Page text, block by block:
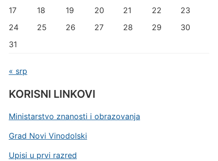
17
18 19 20 21 22
23
24
25 26 27 28 29
30
31
« srp
KORISNI LINKOVI
Ministarstvo znanosti i obrazovanja
Grad Novi Vinodolski
Upisi u prvi razred